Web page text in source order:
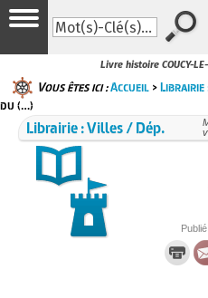
Livre histoire COUCY-
Vous êtes ici :Accueil >Librairie
du (…)
Librairie : Villes / Dép.